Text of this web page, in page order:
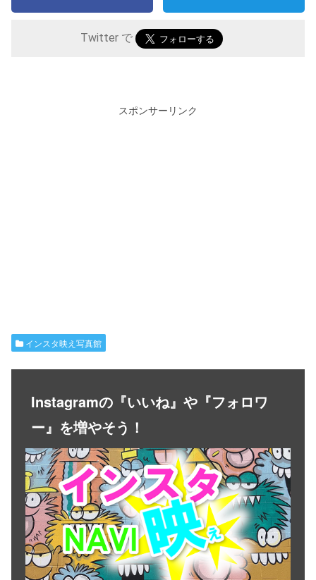
Twitter で
スポンサーリンク
インスタ映え写真館
Instagramの『いいね』や『フォロワ
ー』を増やそう！